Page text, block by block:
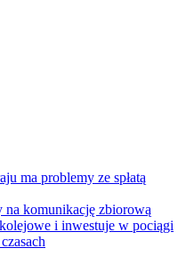
ma problemy ze spłatą
na komunikację zbiorową
i inwestuje w pociągi